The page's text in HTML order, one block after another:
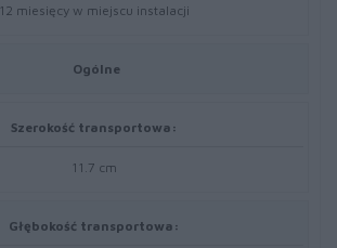
12 miesięcy w miejscu instalacji
Ogólne
Szerokość transportowa:
11.7 cm
Głębokość transportowa: